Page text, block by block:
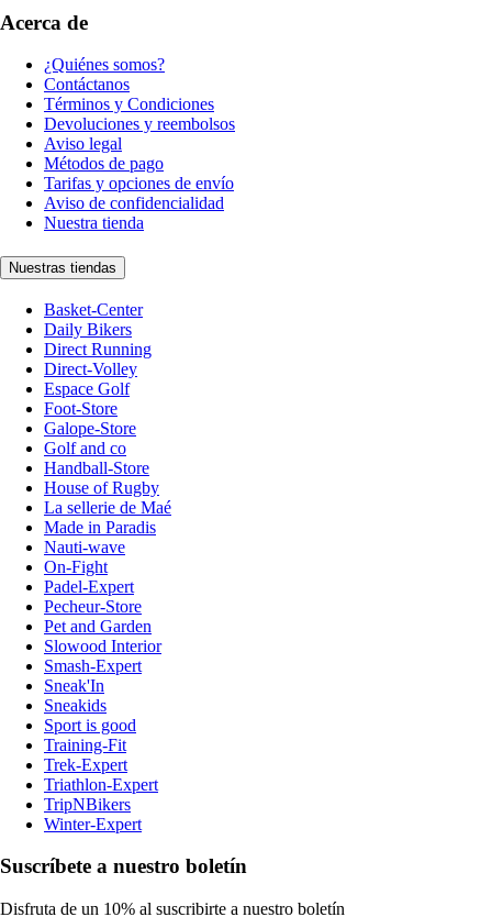
Acerca de
¿Quiénes somos?
Contáctanos
Términos y Condiciones
Devoluciones y reembolsos
Aviso legal
Métodos de pago
Tarifas y opciones de envío
Aviso de confidencialidad
Nuestra tienda
Nuestras tiendas
Basket-Center
Daily Bikers
Direct Running
Direct-Volley
Espace Golf
Foot-Store
Galope-Store
Golf and co
Handball-Store
House of Rugby
La sellerie de Maé
Made in Paradis
Nauti-wave
On-Fight
Padel-Expert
Pecheur-Store
Pet and Garden
Slowood Interior
Smash-Expert
Sneak'In
Sneakids
Sport is good
Training-Fit
Trek-Expert
Triathlon-Expert
TripNBikers
Winter-Expert
Suscríbete a nuestro boletín
Disfruta de un 10% al suscribirte a nuestro boletín